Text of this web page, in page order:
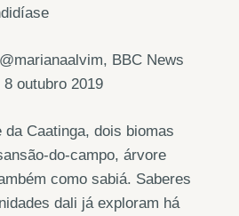
BBC News
outubro 2019
da Caatinga, dois biomas
do-campo, árvore
como sabiá. Saberes
dali já exploram há